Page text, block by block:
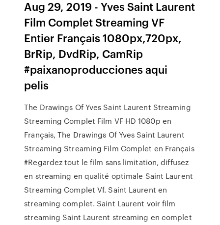
Aug 29, 2019 - Yves Saint Laurent
Film Complet Streaming VF
Entier Français 1080px,720px,
BrRip, DvdRip, CamRip
#paixanoproducciones aqui
pelis
The Drawings Of Yves Saint Laurent Streaming
Streaming Complet Film VF HD 1080p en
Français, The Drawings Of Yves Saint Laurent
Streaming Streaming Film Complet en Français
#Regardez tout le film sans limitation, diffusez
en streaming en qualité optimale Saint Laurent
Streaming Complet Vf. Saint Laurent en
streaming complet. Saint Laurent voir film
streaming Saint Laurent streaming en complet